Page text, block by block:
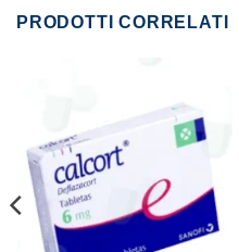
PRODOTTI CORRELATI